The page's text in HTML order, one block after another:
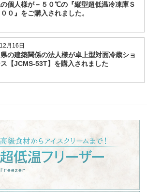
個人様が－５０℃の『縦型超低温冷凍庫Ｓ
０』をご購入されました。
月16日
の建築関係の法人様が卓上型対面冷蔵ショ
【JCMS-53T】を購入されました